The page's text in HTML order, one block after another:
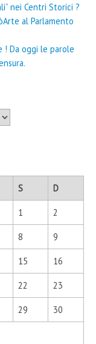
nei Centri Storici ?
al Parlamento
! Da oggi le parole
S D
1 2
8 9
15 16
22 23
29 30